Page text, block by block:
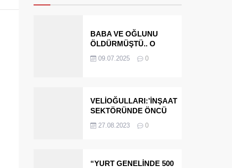
BABA VE OĞLUNU
ÖLDÜRMÜŞTÜ.. O
MİRASÇILARI
09.07.2025 0
VELİOĞULLARI:’İNŞAAT
SEKTÖRÜNDE ÖNCÜ
EDECEĞİZ’
27.08.2023 0
“YURT GENELİNDE 500